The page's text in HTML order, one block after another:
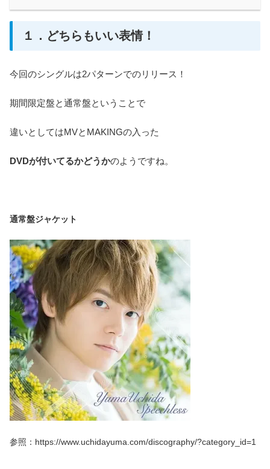
１．どちらもいい表情！
今回のシングルは2パターンでのリリース！
期間限定盤と通常盤ということで
違いとしてはMVとMAKINGの入った
DVDが付いてるかどうかのようですね。
通常盤ジャケット
参照：https://www.uchidayuma.com/discography/?category_id=1